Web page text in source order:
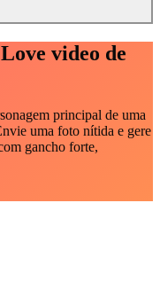
video de
principal de uma
uma foto nítida e gere
gancho forte,